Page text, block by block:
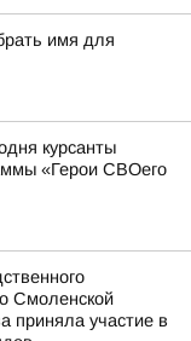
имя для
курсанты
«Герои СВОего
Смоленской
приняла участие в